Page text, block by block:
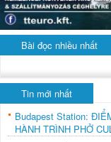
Bài đọc nhiều nhất
Tin mới nhất
Budapest Station:
HÀNH TRÌNH PHỞ